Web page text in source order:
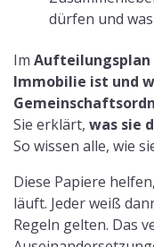
dürfen und
Im Aufteilungsplan
Immobilie ist und
Sie erklärt, was sie
So wissen alle, wie
Diese Papiere
läuft. Jeder weiß
Regeln gelten. Das